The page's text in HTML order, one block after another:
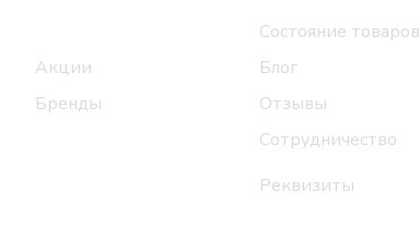
Акции
Бренды
Состояние товаров
Блог
Отзывы
Сотрудничество
Реквизиты